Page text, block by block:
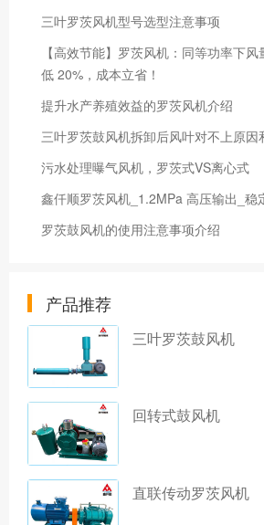
三叶罗茨风机型号选型注意事项
【高效节能】罗茨风机：同等功率下
低 20%，成本立省！
提升水产养殖效益的罗茨风机介绍
三叶罗茨鼓风机拆卸后风叶对不上原因
污水处理曝气风机，罗茨式VS离心式
鑫仟顺罗茨风机_1.2MPa 高压输出_稳
罗茨鼓风机的使用注意事项介绍
产品推荐
三叶罗茨鼓风机
回转式鼓风机
直联传动罗茨风机